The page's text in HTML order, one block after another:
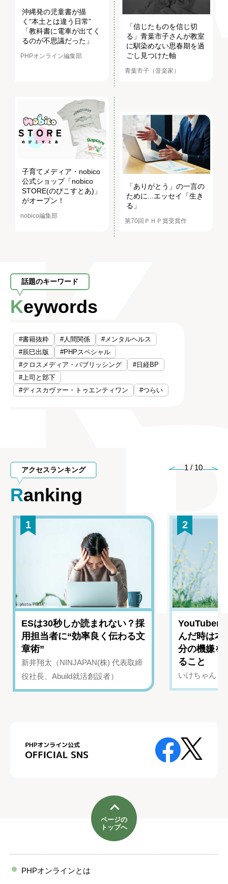
沖縄発の児童書が描
く“本土とは違う日常”
「教科書に電車が出てく
るのが不思議だった」
PHPオンライン編集部
「信じたものを信じ切
る」青葉市子さんが教室
に馴染めない思春期を過
ごし見つけた軸
青葉市子（音楽家）
子育てメディア・nobico
公式ショップ「nobico
STORE(のびこすとあ)」
がオープン！
nobico編集部
「ありがとう」の一言の
ために...エッセイ「生き
る」
第70回ＰＨＰ賞受賞作
話題のキーワード
Keywords
#書籍抜粋 #人間関係
#メンタルヘルス
#辰巳出版
#PHPスペシャル
#クロスメディア・パブリッシング
#日経BP
#上司と部下
#ディスカヴァー・トゥエンティワン
#つらい
アクセスランキング
Ranking
1 / 10
1
ESは30秒しか読まれない？採
用担当者に“効率良く伝わる文
章術”
新井翔太（NINJAPAN(株) 代表取締
役社長、Abuild就活創設者）
2
YouTuber
んだ時は
分の機嫌を
ること
いけちゃん（
ページの
トップへ
PHPオンラインとは